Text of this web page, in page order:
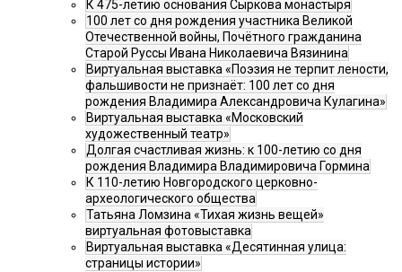
К 475-летию основания Сыркова монастыря
100 лет со дня рождения участника Великой
Отечественной войны, Почётного гражданина
Старой Руссы Ивана Николаевича Вязинина
Виртуальная выставка «Поэзия не терпит лености,
фальшивости не признаёт: 100 лет со дня
рождения Владимира Александровича Кулагина»
Виртуальная выставка «Московский
художественный театр»
Долгая счастливая жизнь: к 100-летию со дня
рождения Владимира Владимировича Гормина
К 110-летию Новгородского церковно-
археологического общества
Татьяна Ломзина «Тихая жизнь вещей»
виртуальная фотовыставка
Виртуальная выставка «Десятинная улица:
страницы истории»